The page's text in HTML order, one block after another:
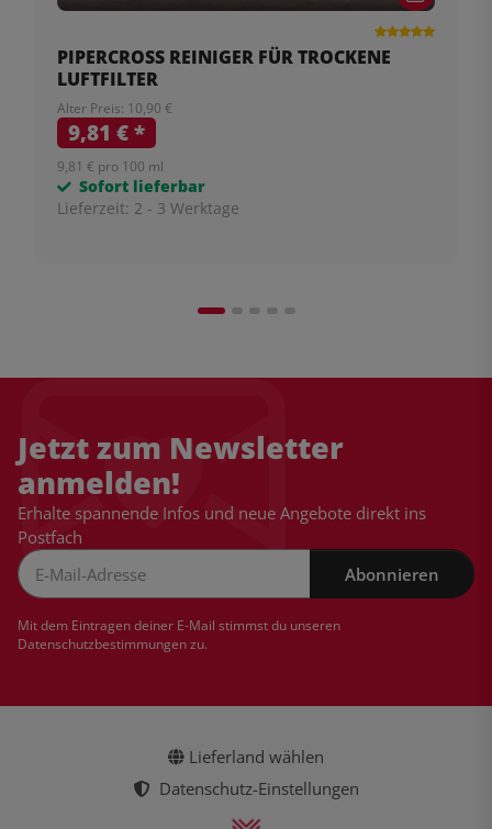
PIPERCROSS REINIGER FÜR TROCKENE
LUFTFILTER
Alter Preis: 10,90 €
9,81 €*
9,81 € pro 100 ml
Sofort lieferbar
Lieferzeit: 2 - 3 Werktage
Jetzt zum Newsletter
anmelden!
Erhalte spannende Infos und neue Angebote direkt ins
Postfach
Abonnieren
Mit dem Eintragen deiner E-Mail stimmst du unseren
Datenschutzbestimmungenzu.
Lieferland wählen
Datenschutz-Einstellungen